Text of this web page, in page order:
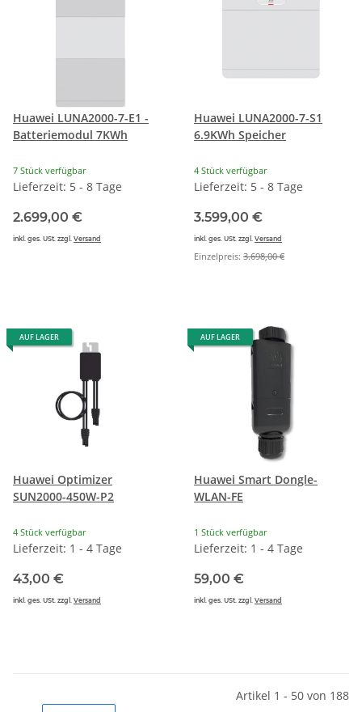
Huawei LUNA2000-7-E1 -
Batteriemodul 7KWh
7 Stück verfügbar
Lieferzeit: 5 - 8 Tage
2.699,00 €
inkl. ges. USt. zzgl. Versand
Huawei LUNA2000-7-S1
6.9KWh Speicher
4 Stück verfügbar
Lieferzeit: 5 - 8 Tage
3.599,00 €
inkl. ges. USt. zzgl. Versand
Einzelpreis: 3.698,00 €
AUF LAGER
Huawei Optimizer
SUN2000-450W-P2
4 Stück verfügbar
Lieferzeit: 1 - 4 Tage
43,00 €
inkl. ges. USt. zzgl. Versand
AUF LAGER
Huawei Smart Dongle-
WLAN-FE
1 Stück verfügbar
Lieferzeit: 1 - 4 Tage
59,00 €
inkl. ges. USt. zzgl. Versand
Artikel 1 - 50 von 188